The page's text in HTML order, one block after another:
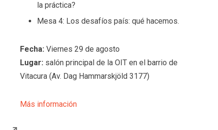
la práctica?
Mesa 4: Los desafíos país: qué hacemos.
Fecha: Viernes 29 de agosto
Lugar: salón principal de la OIT en el barrio de
Vitacura (Av. Dag Hammarskjöld 3177)
Más información